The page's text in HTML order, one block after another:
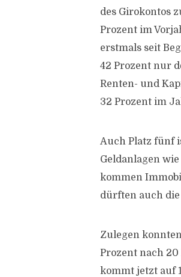
des Girokontos
Prozent im
erstmals seit
42 Prozent nur
Renten- und
32 Prozent im
Auch Platz fünf
Geldanlagen
kommen
dürften auch
Zulegen
Prozent nach
kommt jetzt auf